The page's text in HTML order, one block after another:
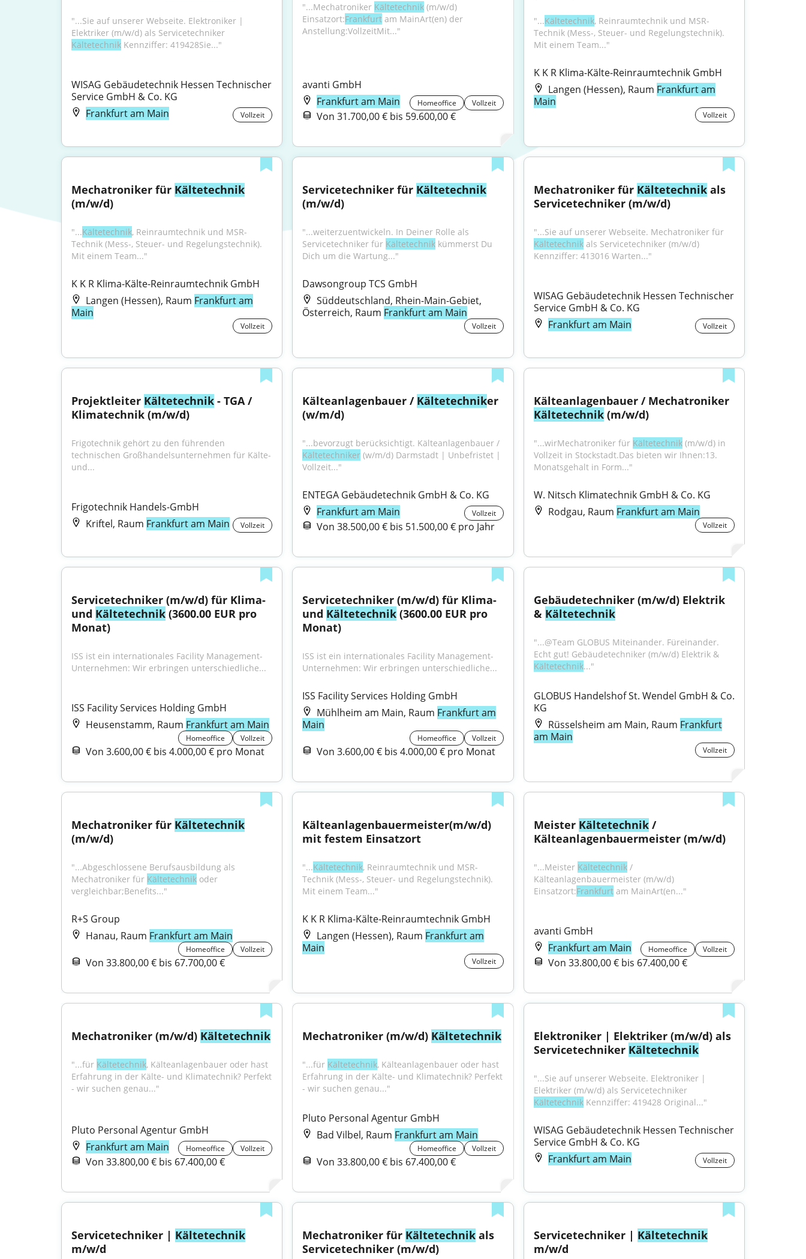
"...Sie auf unserer Webseite. Elektroniker |
Kältetechnik Kennziffer: 419428Sie..."
WISAG Gebäudetechnik Hessen Technischer
Service GmbH & Co. KG
Frankfurt am Main
Vollzeit
"...Mechatroniker Kältetechnik (m/w/d)
Einsatzort:Frankfurt am MainArt(en) der
Anstellung:VollzeitMit..."
avanti GmbH
Frankfurt am Main
Homeoffice Vollzeit
Von 31.700,00 € bis 59.600,00 €
"...Kältetechnik, Reinraumtechnik und MSR-
Technik (Mess-, Steuer- und Regelungstechnik).
Mit einem Team..."
K K R Klima-Kälte-Reinraumtechnik GmbH
Langen (Hessen), Raum Frankfurt am
Main
Vollzeit
Mechatroniker für Kältetechnik
(m/w/d)
"...Kältetechnik, Reinraumtechnik und MSR-
Technik (Mess-, Steuer- und Regelungstechnik).
Mit einem Team..."
K K R Klima-Kälte-Reinraumtechnik GmbH
Langen (Hessen), Raum Frankfurt am
Main
Vollzeit
Servicetechniker für Kältetechnik
(m/w/d)
"...weiterzuentwickeln. In Deiner Rolle als
Servicetechniker für Kältetechnik kümmerst Du
Dich um die Wartung..."
Dawsongroup TCS GmbH
Süddeutschland, Rhein-Main-Gebiet,
Österreich, Raum Frankfurt am Main
Vollzeit
Mechatroniker für Kältetechnik als
Servicetechniker (m/w/d)
"...Sie auf unserer Webseite. Mechatroniker für
Kältetechnik als Servicetechniker (m/w/d)
Kennziffer: 413016 Warten..."
WISAG Gebäudetechnik Hessen Technischer
Service GmbH & Co. KG
Frankfurt am Main
Vollzeit
Projektleiter Kältetechnik - TGA /
Klimatechnik (m/w/d)
Frigotechnik gehört zu den führenden
technischen Großhandelsunternehmen für Kälte-
und...
Frigotechnik Handels-GmbH
Kriftel, Raum Frankfurt am Main Vollzeit
Kälteanlagenbauer / Kältetechniker
(w/m/d)
Kältetechniker (w/m/d) Darmstadt | Unbefristet |
Vollzeit..."
ENTEGA Gebäudetechnik GmbH & Co. KG
Frankfurt am Main
Vollzeit
Von 38.500,00 € bis 51.500,00 € pro Jahr
Kälteanlagenbauer / Mechatroniker
Kältetechnik (m/w/d)
"...wirMechatroniker für Kältetechnik (m/w/d) in
Vollzeit in Stockstadt.Das bieten wir Ihnen:13.
Monatsgehalt in Form..."
W. Nitsch Klimatechnik GmbH & Co. KG
Rodgau, Raum Frankfurt am Main
Vollzeit
Servicetechniker (m/w/d) für Klima-
und Kältetechnik (3600.00 EUR pro
Monat)
ISS ist ein internationales Facility Management-
Unternehmen: Wir erbringen unterschiedliche...
ISS Facility Services Holding GmbH
Heusenstamm, Raum Frankfurt am Main
Homeoffice Vollzeit
Von 3.600,00 € bis 4.000,00 € pro Monat
Servicetechniker (m/w/d) für Klima-
und Kältetechnik (3600.00 EUR pro
Monat)
ISS ist ein internationales Facility Management-
Unternehmen: Wir erbringen unterschiedliche...
ISS Facility Services Holding GmbH
Mühlheim am Main, Raum Frankfurt am
Main
Homeoffice Vollzeit
Von 3.600,00 € bis 4.000,00 € pro Monat
Gebäudetechniker (m/w/d) Elektrik
& Kältetechnik
"...@Team GLOBUS Miteinander. Füreinander.
Echt gut! Gebäudetechniker (m/w/d) Elektrik &
Kältetechnik..."
GLOBUS Handelshof St. Wendel GmbH & Co.
KG
Rüsselsheim am Main, Raum Frankfurt
am Main
Vollzeit
Mechatroniker für Kältetechnik
(m/w/d)
"...Abgeschlossene Berufsausbildung als
Mechatroniker für Kältetechnik oder
vergleichbar;Benefits..."
R+S Group
Hanau, Raum Frankfurt am Main
Homeoffice Vollzeit
Von 33.800,00 € bis 67.700,00 €
Kälteanlagenbauermeister(m/w/d)
mit festem Einsatzort
"...Kältetechnik, Reinraumtechnik und MSR-
Technik (Mess-, Steuer- und Regelungstechnik).
Mit einem Team..."
K K R Klima-Kälte-Reinraumtechnik GmbH
Langen (Hessen), Raum Frankfurt am
Main
Vollzeit
Meister Kältetechnik /
Kälteanlagenbauermeister (m/w/d)
"...Meister Kältetechnik /
Kälteanlagenbauermeister (m/w/d)
Einsatzort:Frankfurt am MainArt(en..."
avanti GmbH
Frankfurt am Main
Homeoffice Vollzeit
Von 33.800,00 € bis 67.400,00 €
Mechatroniker (m/w/d) Kältetechnik
"...für Kältetechnik, Kälteanlagenbauer oder hast
Erfahrung in der Kälte- und Klimatechnik? Perfekt
- wir suchen genau..."
Pluto Personal Agentur GmbH
Frankfurt am Main
Homeoffice Vollzeit
Von 33.800,00 € bis 67.400,00 €
Mechatroniker (m/w/d) Kältetechnik
"...für Kältetechnik, Kälteanlagenbauer oder hast
Erfahrung in der Kälte- und Klimatechnik? Perfekt
- wir suchen genau..."
Pluto Personal Agentur GmbH
Bad Vilbel, Raum Frankfurt am Main
Homeoffice Vollzeit
Von 33.800,00 € bis 67.400,00 €
Elektroniker | Elektriker (m/w/d) als
Servicetechniker Kältetechnik
"...Sie auf unserer Webseite. Elektroniker |
Elektriker (m/w/d) als Servicetechniker
Kältetechnik Kennziffer: 419428 Original..."
WISAG Gebäudetechnik Hessen Technischer
Service GmbH & Co. KG
Frankfurt am Main
Vollzeit
Servicetechniker | Kältetechnik
m/w/d
Mechatroniker für Kältetechnik als
Servicetechniker (m/w/d)
Servicetechniker | Kältetechnik
m/w/d